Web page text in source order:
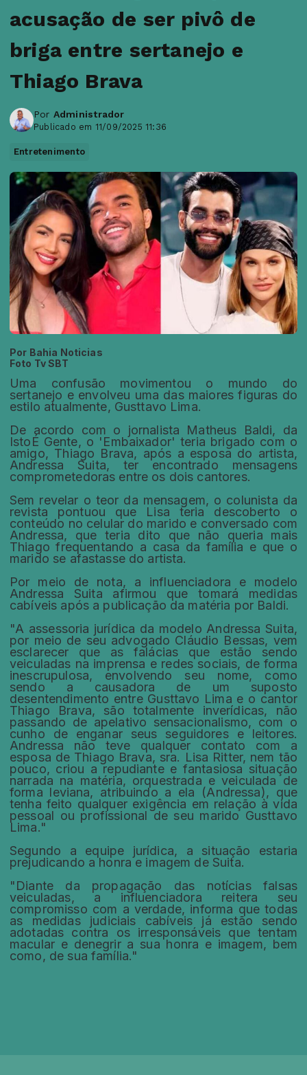
acusação de ser pivô de
briga entre sertanejo e
Thiago Brava
Por Administrador
Publicado em 11/09/2025 11:36
Entretenimento
Por Bahia Noticias
Foto Tv SBT
Uma confusão movimentou o mundo do
sertanejo e envolveu uma das maiores figuras do
estilo atualmente, Gusttavo Lima.
De acordo com o jornalista Matheus Baldi, da
IstoÉ Gente, o 'Embaixador' teria brigado com o
amigo, Thiago Brava, após a esposa do artista,
Andressa Suita, ter encontrado mensagens
comprometedoras entre os dois cantores.
Sem revelar o teor da mensagem, o colunista da
revista pontuou que Lisa teria descoberto o
conteúdo no celular do marido e conversado com
Andressa, que teria dito que não queria mais
Thiago frequentando a casa da família e que o
marido se afastasse do artista.
Por meio de nota, a influenciadora e modelo
Andressa Suita afirmou que tomará medidas
cabíveis após a publicação da matéria por Baldi.
"A assessoria jurídica da modelo Andressa Suita,
por meio de seu advogado Cláudio Bessas, vem
esclarecer que as falácias que estão sendo
veiculadas na imprensa e redes sociais, de forma
inescrupulosa, envolvendo seu nome, como
sendo a causadora de um suposto
desentendimento entre Gusttavo Lima e o cantor
Thiago Brava, são totalmente inverídicas, não
passando de apelativo sensacionalismo, com o
cunho de enganar seus seguidores e leitores.
Andressa não teve qualquer contato com a
esposa de Thiago Brava, sra. Lisa Ritter, nem tão
pouco, criou a repudiante e fantasiosa situação
narrada na matéria, orquestrada e veiculada de
forma leviana, atribuindo a ela (Andressa), que
tenha feito qualquer exigência em relação à vida
pessoal ou profissional de seu marido Gusttavo
Lima."
Segundo a equipe jurídica, a situação estaria
prejudicando a honra e imagem de Suita.
"Diante da propagação das notícias falsas
veiculadas, a influenciadora reitera seu
compromisso com a verdade, informa que todas
as medidas judiciais cabíveis já estão sendo
adotadas contra os irresponsáveis que tentam
macular e denegrir a sua honra e imagem, bem
como, de sua família."